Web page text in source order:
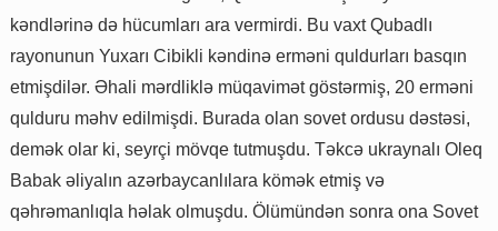
kəndlərinə də hücumları ara vermirdi. Bu vaxt Qubadlı
rayonunun Yuxarı Cibikli kəndinə erməni quldurları basqın
etmişdilər. Əhali mərdliklə müqavimət göstərmiş, 20 erməni
qulduru məhv edilmişdi. Burada olan sovet ordusu dəstəsi,
demək olar ki, seyrçi mövqe tutmuşdu. Təkcə ukraynalı Oleq
Babak əliyalın azərbaycanlılara kömək etmiş və
qəhrəmanlıqla həlak olmuşdu. Ölümündən sonra ona Sovet